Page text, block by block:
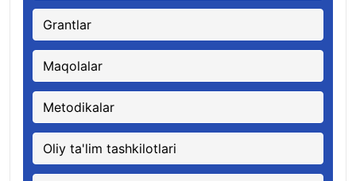
Grantlar
Maqolalar
Metodikalar
Oliy ta'lim tashkilotlari